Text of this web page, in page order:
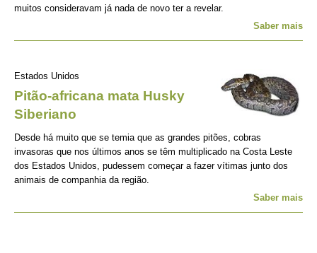
muitos consideravam já nada de novo ter a revelar.
Saber mais
Estados Unidos
Pitão-africana mata Husky
Siberiano
Desde há muito que se temia que as grandes pitões, cobras
invasoras que nos últimos anos se têm multiplicado na Costa Leste
dos Estados Unidos, pudessem começar a fazer vítimas junto dos
animais de companhia da região.
Saber mais